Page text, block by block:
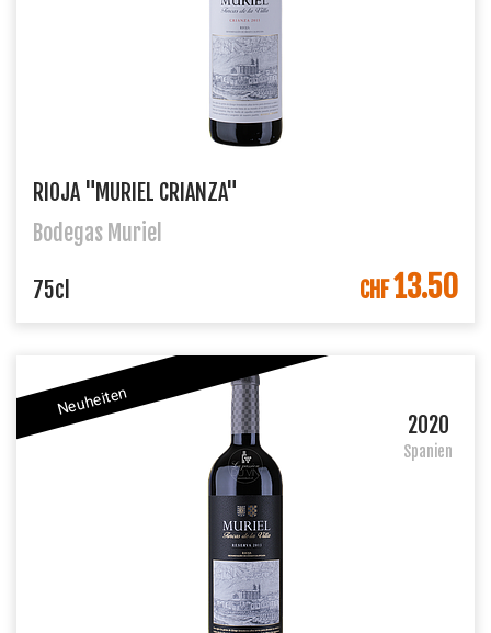
RIOJA "MURIEL CRIANZA"
Bodegas Muriel
IN DEN WARENKORB
75cl CHF13.50
Neuheiten
2020
Spanien